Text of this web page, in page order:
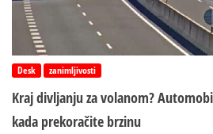
Desk zanimljivosti
Kraj divljanju za volanom?
kada prekoračite brzinu